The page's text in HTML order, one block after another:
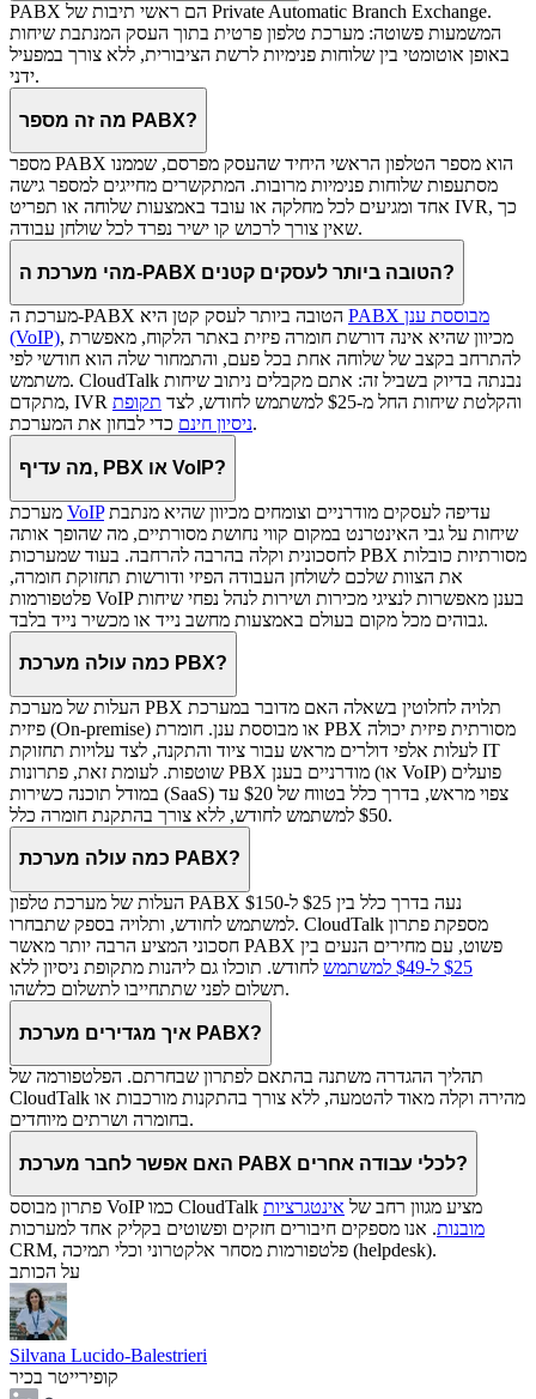
PABX הם ראשי תיבות של Private Automatic Branch Exchange.
המשמעות פשוטה: מערכת טלפון פרטית בתוך העסק המנתבת שיחות
באופן אוטומטי בין שלוחות פנימיות לרשת הציבורית, ללא צורך במפעיל
ידני.
מה זה מספר PABX?
מספר PABX הוא מספר הטלפון הראשי היחיד שהעסק מפרסם, שממנו
מסתעפות שלוחות פנימיות מרובות. המתקשרים מחייגים למספר גישה
אחד ומגיעים לכל מחלקה או עובד באמצעות שלוחה או תפריט IVR, כך
שאין צורך לרכוש קו ישיר נפרד לכל שולחן עבודה.
מהי מערכת ה-PABX הטובה ביותר לעסקים קטנים?
PABX מבוססת ענן
(VoIP), מכיוון שהיא אינה דורשת חומרה פיזית באתר הלקוח, מאפשרת
להתרחב בקצב של שלוחה אחת בכל פעם, והתמחור שלה הוא חודשי לפי
משתמש. CloudTalk נבנתה בדיוק בשביל זה: אתם מקבלים ניתוב שיחות
מתקדם, IVR והקלטת שיחות החל מ-$25 למשתמש לחודש, לצד
תקופת
ניסיון חינםכדי לבחון את המערכת.
מה עדיף, PBX או VoIP?
VoIPעדיפה לעסקים מודרניים וצומחים מכיוון שהיא מנתבת
שיחות על גבי האינטרנט במקום קווי נחושת מסורתיים, מה שהופך אותה
לחסכונית וקלה בהרבה להרחבה. בעוד שמערכות PBX מסורתיות כובלות
את הצוות שלכם לשולחן העבודה הפיזי ודורשות תחזוקת חומרה,
פלטפורמות VoIP בענן מאפשרות לנציגי מכירות ושירות לנהל נפחי שיחות
גבוהים מכל מקום בעולם באמצעות מחשב נייד או מכשיר נייד בלבד.
כמה עולה מערכת PBX?
העלות של מערכת PBX תלויה לחלוטין בשאלה האם מדובר במערכת
פיזית (On-premise) או מבוססת ענן. חומרת PBX מסורתית פיזית יכולה
לעלות אלפי דולרים מראש עבור ציוד והתקנה, לצד עלויות תחזוקת IT
שוטפות. לעומת זאת, פתרונות PBX מודרניים בענן (או VoIP) פועלים
במודל תוכנה כשירות (SaaS) צפוי מראש, בדרך כלל בטווח של $20 עד
$50 למשתמש לחודש, ללא צורך בהתקנת חומרה כלל.
כמה עולה מערכת PABX?
העלות של מערכת טלפון PABX נעה בדרך כלל בין $25 ל-$150
למשתמש לחודש, ותלויה בספק שתבחרו. CloudTalk מספקת פתרון
חסכוני המציע הרבה יותר מאשר PABX פשוט, עם מחירים הנעים בין
$25 ל-$49 למשתמש
לחודש. תוכלו גם ליהנות מתקופת ניסיון ללא
תשלום לפני שתתחייבו לתשלום כלשהו.
איך מגדירים מערכת PABX?
תהליך ההגדרה משתנה בהתאם לפתרון שבחרתם. הפלטפורמה של
CloudTalk מהירה וקלה מאוד להטמעה, ללא צורך בהתקנות מורכבות או
בחומרה ושרתים מיוחדים.
האם אפשר לחבר מערכת PABX לכלי עבודה אחרים?
פתרון מבוסס VoIP כמו CloudTalk מציע מגוון רחב של אינטגרציות
מובנות. אנו מספקים חיבורים חזקים ופשוטים בקליק אחד למערכות
CRM, פלטפורמות מסחר אלקטרוני וכלי תמיכה (helpdesk).
על הכותב
Silvana Lucido-Balestrieri
קופירייטר בכיר